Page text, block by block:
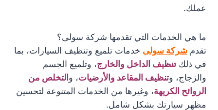
عملك.
ما هي الخدمات التي تقدمها شركة سولى؟
تقدم شركة سولى خدمات تلميع وتنظيف السيارات، بما
في ذلكتنظيف الداخل والخارج، وتلميع الجسم
والزجاج، وتنظيف المقاعد والأرضيات، و التخلص من
الروائح الكريهة، وغيرها من الخدمات المتنوعة لتحسين
مظهر سيارتك بشكل شامل.